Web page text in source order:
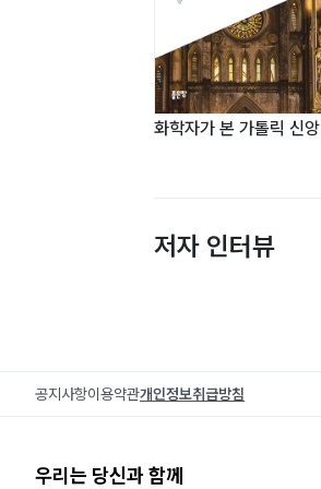
화학자가 본 가톨릭 신앙
저자 인터뷰
공지사항이용약관개인정보취급방침
우리는 당신과 함께